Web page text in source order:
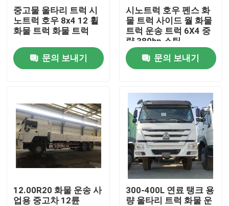
우리에 대하여
공장 여행
품질 관리
연락주세요
인용문을 요구하세요
중고 덤프트럭
사용된 덤프차
중고물 울타리 트럭 시
노트럭 호우 8x4 12 휠
화물 트럭 화물 트럭
문의 보내기
시노트럭 호우 펜스 화
물 트럭 사이드 월 화물
트럭 운송 트럭 6X4 중
량 380hp 스틱
문의 보내기
12.00R20 화물 운송 사
업용 중고차 12륜
300-400L 연료 탱크 용
량 울타리 트럭 화물 운